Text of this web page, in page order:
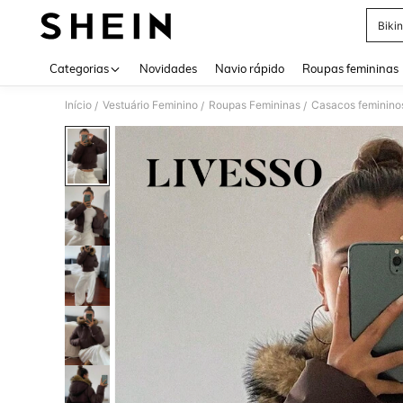
Categorias Novidades Navio rápido Roupas femininas
Início / Vestuário Feminino / Roupas Femininas / Casacos